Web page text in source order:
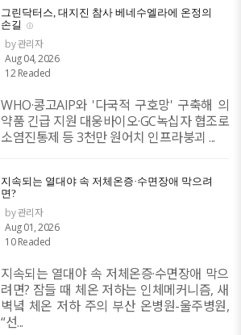
그린닥터스, 대지진 참사 베네수엘라에 온정의
손길
by 관리자
Aug 04, 2026
12 Readed
WHO·콩고AIP와 '다국적 구호망' 구축해 의
약품 긴급 지원 대웅바이오·GC녹십자 협조로
소염진통제 등 3천만 원어치 인프라붕괴 ...
지속되는 열대야 속 저체온증·수면장애 막으려
면?
by 관리자
Aug 01, 2026
10 Readed
지속되는 열대야 속 저체온증·수면장애 막으
려면? 잠들 때 체온 저하는 인체메커니즘, 새
벽녘 체온 저하 주의 부산 온병원-울주병원,
“선...